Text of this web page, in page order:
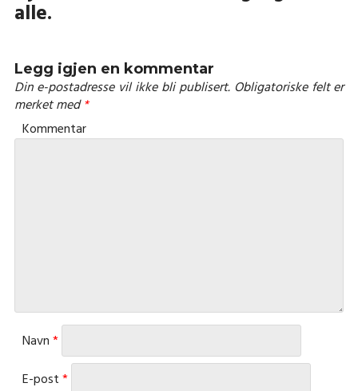
alle.
Legg igjen en kommentar
Din e-postadresse vil ikke bli publisert.Obligatoriske felt er
merket med*
Kommentar
Navn*
E-post*